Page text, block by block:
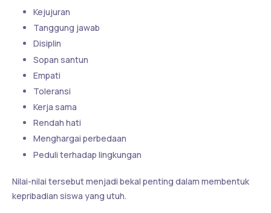
Kejujuran
Tanggung jawab
Disiplin
Sopan santun
Empati
Toleransi
Kerja sama
Rendah hati
Menghargai perbedaan
Peduli terhadap lingkungan
Nilai-nilai tersebut menjadi bekal penting dalam membentuk
kepribadian siswa yang utuh.